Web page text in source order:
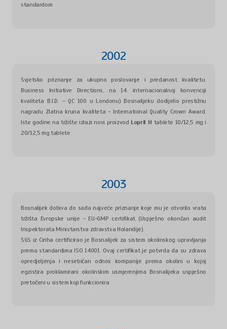
standardom
2002
Svjetsko priznanje za ukupno poslovanje i predanost kvalitetu.
Business Initiative Directions, na 14. internacionalnoj konvenciji
kvaliteta B.I.D. – QC 100 u Londonu) Bosnalijeku dodijelio prestižnu
nagradu Zlatna kruna kvaliteta - International Quality Crown Award.
Iste godine na tržište izlazi novi proizvod Lopril H tablete 10/12,5 mg i
20/12,5 mg tablete
2003
Bosnalijek dobiva do sada najveće priznanje koje mu je otvorilo vrata
tržišta Evropske unije - EU-GMP certifikat (Uspješno okončan audit
Inspektorata Ministarstva zdravstva Holandije).
SGS iz Ciriha certificirao je Bosnalijek za sistem okolinskog upravljanja
prema standardima ISO 14001. Ovaj certifikat je potvrda da su zdrava
opredjeljenja i nesebičan odnos kompanije prema okolini u kojoj
egzistira proklamirani okolinskim usmjerenjima Bosnalijeka uspješno
pretočeni u sistem koji funkcionira.